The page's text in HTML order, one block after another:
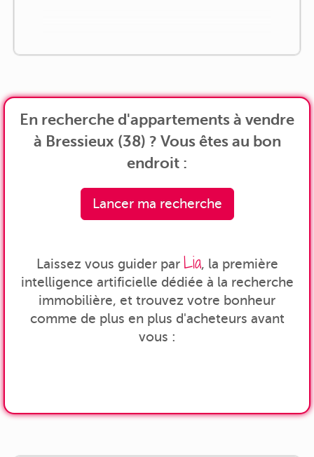
En recherche d'appartements à vendre
à Bressieux (38) ? Vous êtes au bon
endroit :
Lancer ma recherche
Laissez vous guider par Lia, la première
intelligence artificielle dédiée à la recherche
immobilière, et trouvez votre bonheur
comme de plus en plus d'acheteurs avant
vous :